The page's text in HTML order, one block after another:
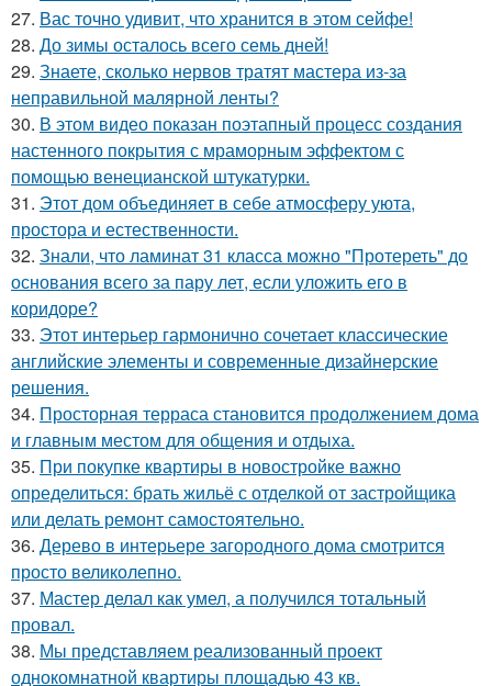
27. Вас точно удивит, что хранится в этом сейфе!
28. До зимы осталось всего семь дней!
29. Знаете, сколько нервов тратят мастера из-за
неправильной малярной ленты?
30. В этом видео показан поэтапный процесс создания
настенного покрытия с мраморным эффектом с
помощью венецианской штукатурки.
31. Этот дом объединяет в себе атмосферу уюта,
простора и естественности.
32. Знали, что ламинат 31 класса можно "Протереть" до
основания всего за пару лет, если уложить его в
коридоре?
33. Этот интерьер гармонично сочетает классические
английские элементы и современные дизайнерские
решения.
34. Просторная терраса становится продолжением дома
и главным местом для общения и отдыха.
35. При покупке квартиры в новостройке важно
определиться: брать жильё с отделкой от застройщика
или делать ремонт самостоятельно.
36. Дерево в интерьере загородного дома смотрится
просто великолепно.
37. Мастер делал как умел, а получился тотальный
провал.
38. Мы представляем реализованный проект
однокомнатной квартиры площадью 43 кв.